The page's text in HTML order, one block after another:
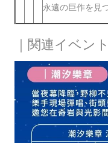
永遠の巨作を見
｜関連イベント